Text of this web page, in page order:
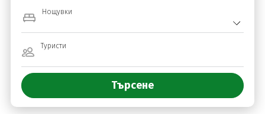
Нощувки
Туристи